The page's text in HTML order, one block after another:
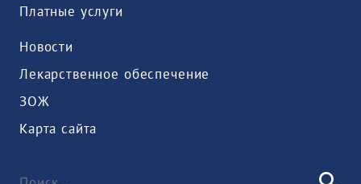
Платные услуги
Новости
Лекарственное обеспечение
ЗОЖ
Карта сайта